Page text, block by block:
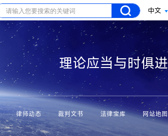
中文
理论应当与时俱进
律师动态 裁判文书 法律宝库 网站地图